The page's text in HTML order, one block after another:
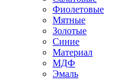
Фиолетовые
Мятные
Золотые
Синие
Материал
МДФ
Эмаль